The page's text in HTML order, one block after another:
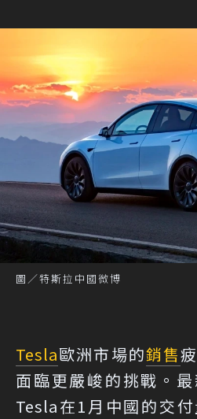
圖／特斯拉中國微博
Tesla歐洲市場的銷售
面臨更嚴峻的挑戰。
Tesla在1月中國的交